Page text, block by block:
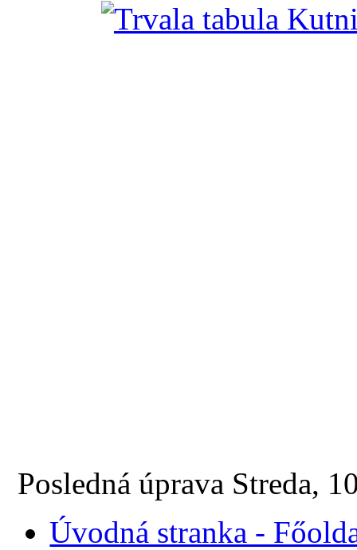
Posledná úprava Streda,
Úvodná stranka -